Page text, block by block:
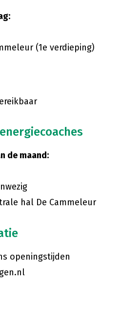
(1e verdieping)
de maand:
hal De Cammeleur
openingstijden